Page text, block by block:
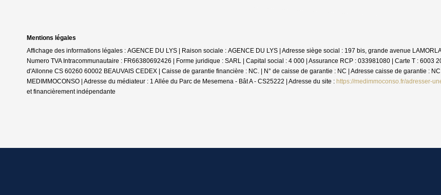
Mentions légales
Affichage des informations légales : AGENCE DU LYS | Raison sociale : AGENCE DU LYS | Adresse siège social : 197 bis, grande avenue
Numero TVA Intracommunautaire : FR66380692426 | Forme juridique : SARL | Capital social : 4 000 | Assurance RCP : 033981080 | Carte T : 6003
d'Allonne CS 60260 60002 BEAUVAIS CEDEX | Caisse de garantie financière : NC. | N° de caisse de garantie : NC | Adresse caisse de garantie :
MEDIMMOCONSO | Adresse du médiateur : 1 Allée du Parc de Mesemena - Bât A - CS25222 | Adresse du site : https://medimmoconso.fr/adresser-
et financièrement indépendante